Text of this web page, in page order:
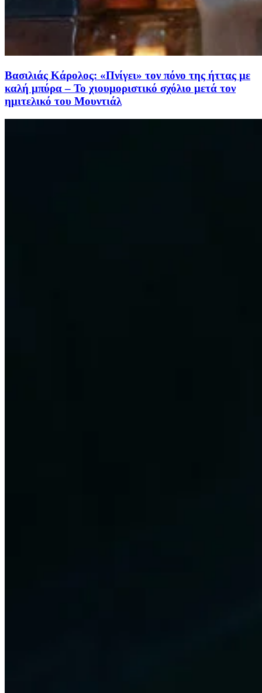
Βασιλιάς Κάρολος: «Πνίγει» τον πόνο της ήττας με
καλή μπύρα – Το χιουμοριστικό σχόλιο μετά τον
ημιτελικό του Μουντιάλ